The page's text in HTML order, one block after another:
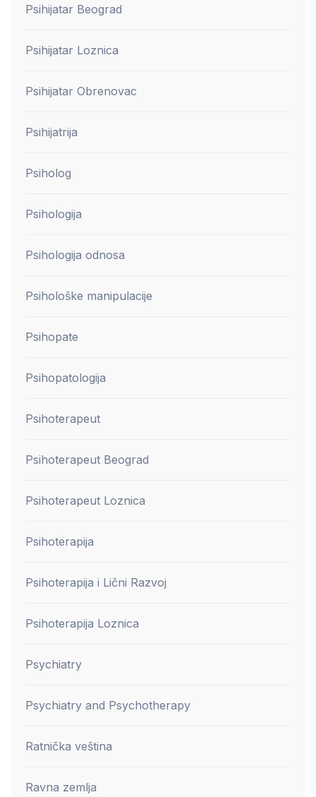
Psihijatar Beograd
Psihijatar Loznica
Psihijatar Obrenovac
Psihijatrija
Psiholog
Psihologija
Psihologija odnosa
Psihološke manipulacije
Psihopate
Psihopatologija
Psihoterapeut
Psihoterapeut Beograd
Psihoterapeut Loznica
Psihoterapija
Psihoterapija i Lični Razvoj
Psihoterapija Loznica
Psychiatry
Psychiatry and Psychotherapy
Ratnička veština
Ravna zemlja